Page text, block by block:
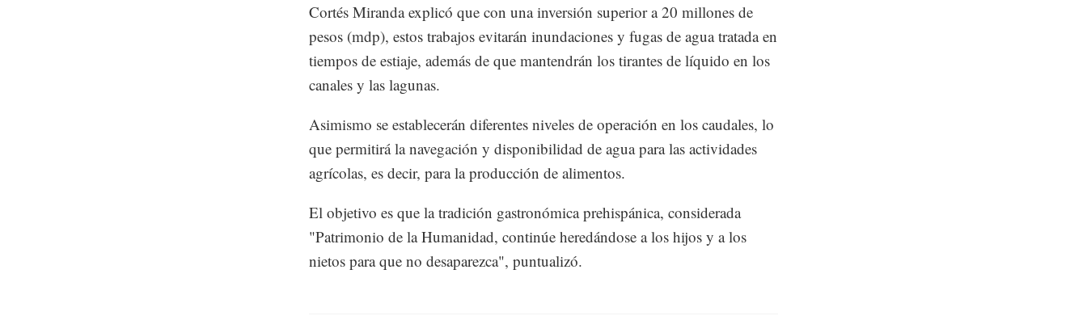
Cortés Miranda explicó que con una inversión superior a 20 millones de
pesos (mdp), estos trabajos evitarán inundaciones y fugas de agua tratada en
tiempos de estiaje, además de que mantendrán los tirantes de líquido en los
canales y las lagunas.
Asimismo se establecerán diferentes niveles de operación en los caudales, lo
que permitirá la navegación y disponibilidad de agua para las actividades
agrícolas, es decir, para la producción de alimentos.
El objetivo es que la tradición gastronómica prehispánica, considerada
"Patrimonio de la Humanidad, continúe heredándose a los hijos y a los
nietos para que no desaparezca", puntualizó.